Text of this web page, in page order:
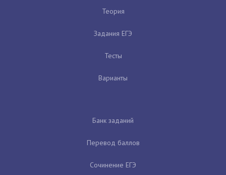
Теория
Задания ЕГЭ
Тесты
Варианты
Банк заданий
Перевод баллов
Сочинение ЕГЭ